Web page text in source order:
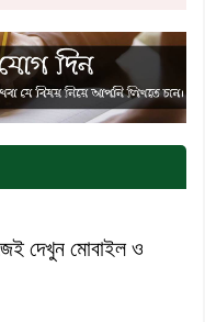
দেখুন মোবাইল ও